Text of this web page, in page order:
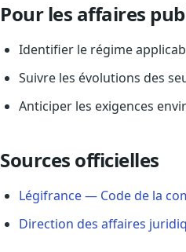
Pour les affaires
Identifier le régime
Suivre les évolutions des
Anticiper les exigences
Sources officielles
Légifrance — Code de la
Direction des affaires